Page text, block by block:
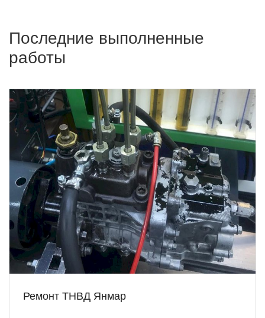
Последние выполненные
работы
Ремонт ТНВД Янмар